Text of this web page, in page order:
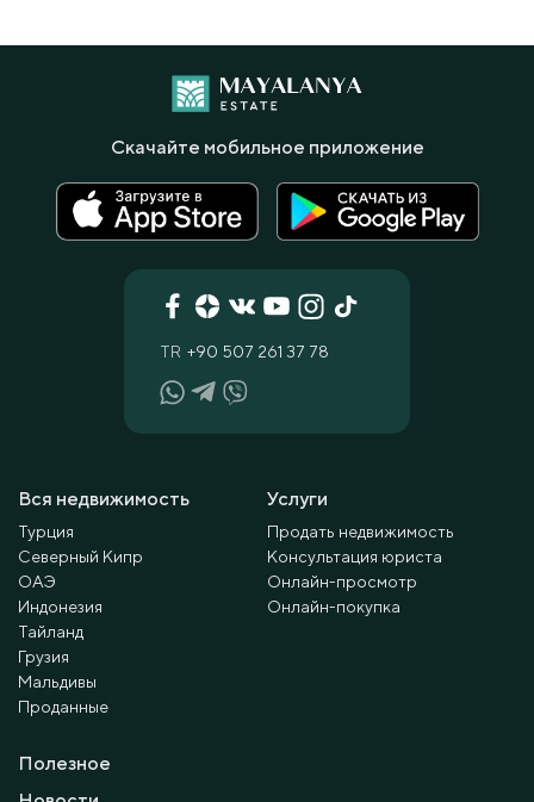
Вся недвижимость
Турция
Северный Кипр
ОАЭ
Индонезия
Тайланд
Грузия
Мальдивы
Проданные
Услуги
Продать недвижимость
Консультация юриста
Онлайн-просмотр
Онлайн-покупка
Полезное
TR +90 507 261 37 78
Скачайте мобильное приложение